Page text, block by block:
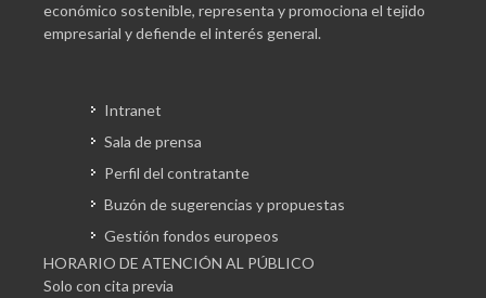
económico sostenible, representa y promociona el tejido
empresarial y defiende el interés general.
Intranet
Sala de prensa
Perfil del contratante
Buzón de sugerencias y propuestas
Gestión fondos europeos
HORARIO DE ATENCIÓN AL PÚBLICO
Solo con cita previa